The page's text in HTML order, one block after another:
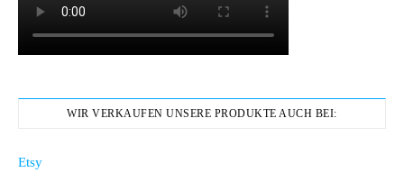
WIR VERKAUFEN UNSERE PRODUKTE AUCH BEI:
Etsy